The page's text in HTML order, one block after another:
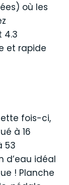
où les
4.3
et rapide
fois-ci,
à 16
53
d’eau idéal
! Planche